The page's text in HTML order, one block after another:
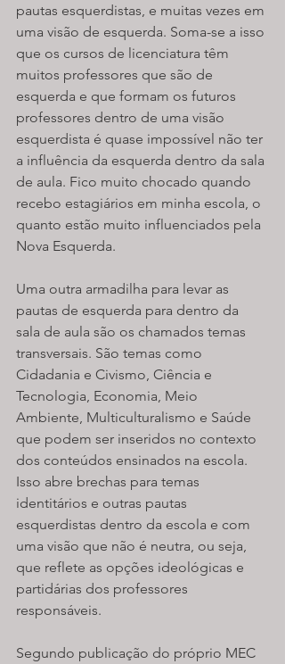
pautas esquerdistas, e muitas vezes em
uma visão de esquerda. Soma-se a isso
que os cursos de licenciatura têm
muitos professores que são de
esquerda e que formam os futuros
professores dentro de uma visão
esquerdista é quase impossível não ter
a influência da esquerda dentro da sala
de aula. Fico muito chocado quando
recebo estagiários em minha escola, o
quanto estão muito influenciados pela
Nova Esquerda.
Uma outra armadilha para levar as
pautas de esquerda para dentro da
sala de aula são os chamados temas
transversais. São temas como
Cidadania e Civismo, Ciência e
Tecnologia, Economia, Meio
Ambiente, Multiculturalismo e Saúde
que podem ser inseridos no contexto
dos conteúdos ensinados na escola.
Isso abre brechas para temas
identitários e outras pautas
esquerdistas dentro da escola e com
uma visão que não é neutra, ou seja,
que reflete as opções ideológicas e
partidárias dos professores
responsáveis.
Segundo publicação do próprio MEC